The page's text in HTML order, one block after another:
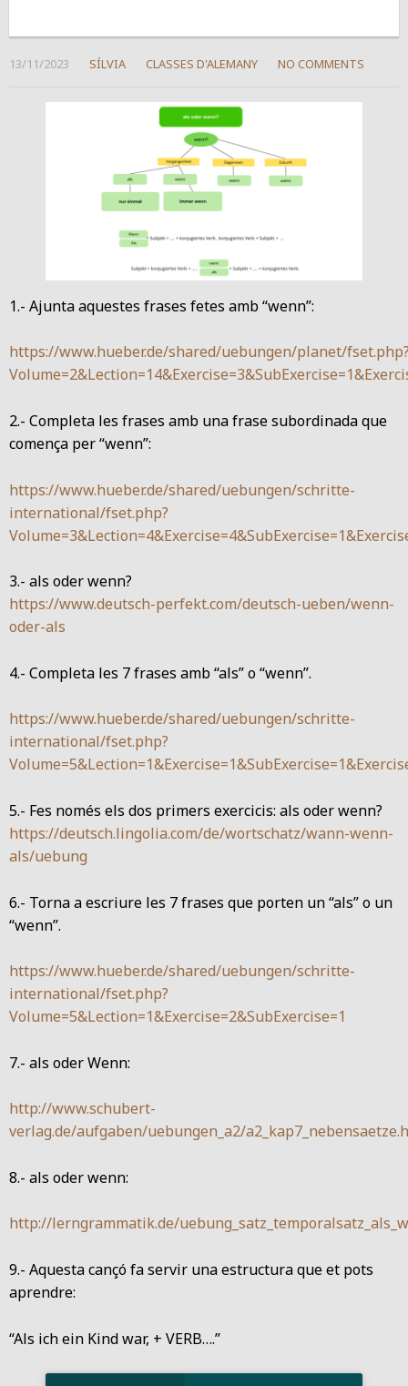
13/11/2023 SÍLVIA CLASSES D'ALEMANY NO COMMENTS
1.- Ajunta aquestes frases fetes amb “wenn”:
https://www.hueber.de/shared/uebungen/planet/
2.- Completa les frases amb una frase subordinada que
comença per “wenn”:
https://www.hueber.de/shared/uebungen/schritte-
international/fset.php?
3.- als oder wenn?
https://www.deutsch-perfekt.com/deutsch-ueben/wenn-
oder-als
4.- Completa les 7 frases amb “als” o “wenn”.
https://www.hueber.de/shared/uebungen/schritte-
international/fset.php?
5.- Fes només els dos primers exercicis: als oder wenn?
https://deutsch.lingolia.com/de/wortschatz/wann-wenn-
als/uebung
6.- Torna a escriure les 7 frases que porten un “als” o un
“wenn”.
https://www.hueber.de/shared/uebungen/schritte-
international/fset.php?
Volume=5&Lection=1&Exercise=2&SubExercise=1
7.- als oder Wenn:
http://www.schubert-
verlag.de/aufgaben/uebungen_a2/
8.- als oder wenn:
http://lerngrammatik.de/
9.- Aquesta cançó fa servir una estructura que et pots
aprendre:
“Als ich ein Kind war, + VERB….”